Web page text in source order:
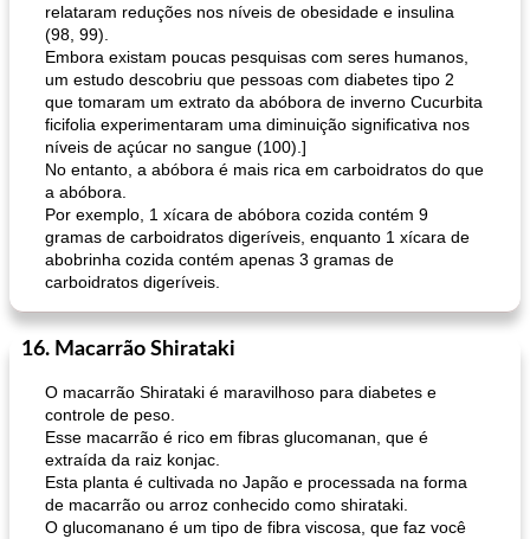
relataram reduções nos níveis de obesidade e insulina
(98, 99).
Embora existam poucas pesquisas com seres humanos,
um estudo descobriu que pessoas com diabetes tipo 2
que tomaram um extrato da abóbora de inverno Cucurbita
ficifolia experimentaram uma diminuição significativa nos
níveis de açúcar no sangue (100).]
No entanto, a abóbora é mais rica em carboidratos do que
a abóbora.
Por exemplo, 1 xícara de abóbora cozida contém 9
gramas de carboidratos digeríveis, enquanto 1 xícara de
abobrinha cozida contém apenas 3 gramas de
carboidratos digeríveis.
16. Macarrão Shirataki
O macarrão Shirataki é maravilhoso para diabetes e
controle de peso.
Esse macarrão é rico em fibras glucomanan, que é
extraída da raiz konjac.
Esta planta é cultivada no Japão e processada na forma
de macarrão ou arroz conhecido como shirataki.
O glucomanano é um tipo de fibra viscosa, que faz você